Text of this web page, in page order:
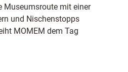
Museumsroute mit einer
und Nischenstopps
MOMEM dem Tag